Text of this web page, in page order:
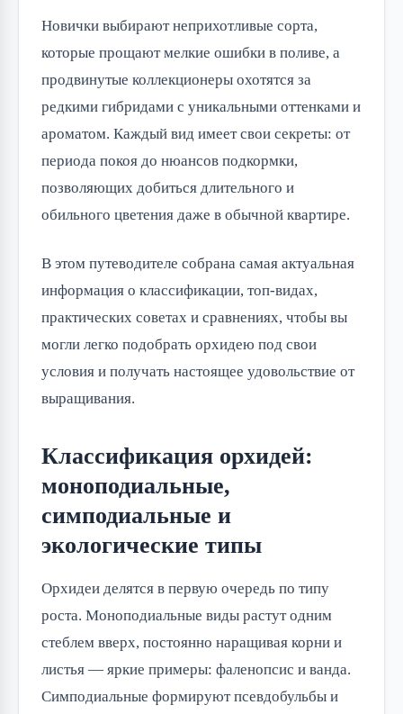
Новички выбирают неприхотливые сорта,
которые прощают мелкие ошибки в поливе, а
продвинутые коллекционеры охотятся за
редкими гибридами с уникальными оттенками и
ароматом. Каждый вид имеет свои секреты: от
периода покоя до нюансов подкормки,
позволяющих добиться длительного и
обильного цветения даже в обычной квартире.
В этом путеводителе собрана самая актуальная
информация о классификации, топ-видах,
практических советах и сравнениях, чтобы вы
могли легко подобрать орхидею под свои
условия и получать настоящее удовольствие от
выращивания.
Классификация орхидей:
моноподиальные,
симподиальные и
экологические типы
Орхидеи делятся в первую очередь по типу
роста. Моноподиальные виды растут одним
стеблем вверх, постоянно наращивая корни и
листья — яркие примеры: фаленопсис и ванда.
Симподиальные формируют псевдобульбы и